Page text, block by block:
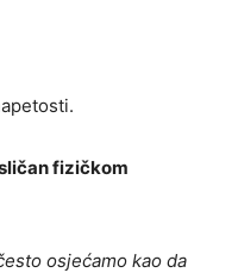
fizičkom
osjećamo kao da